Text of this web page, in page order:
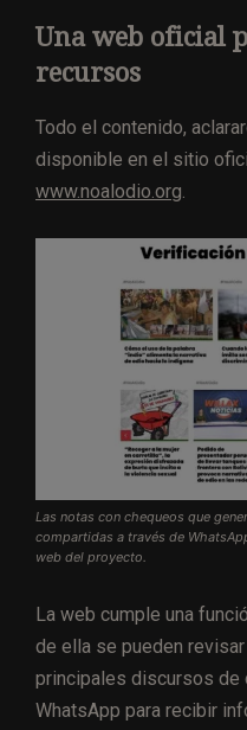
Una web oficial
recursos
Todo el contenido,
disponible en el sitio
www.noalodio.org.
Las notas con chequeos que
compartidas a través de
web del proyecto.
La web cumple una
de ella se pueden
principales discursos de
WhatsApp para recibir